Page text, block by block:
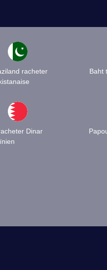
racheter
Baht
Dinar